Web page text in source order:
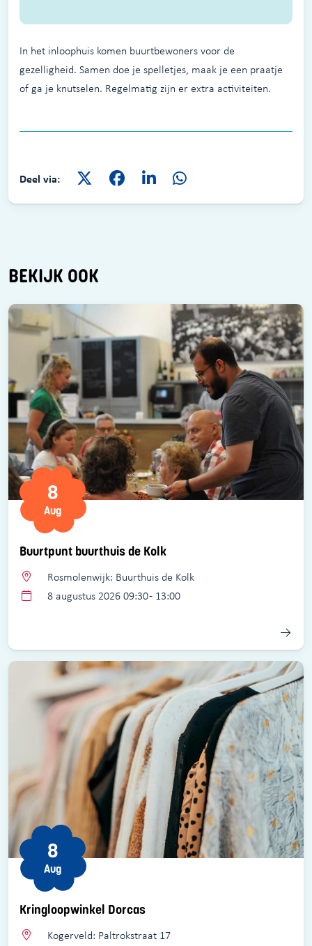
In het inloophuis komen buurtbewoners voor de
gezelligheid. Samen doe je spelletjes, maak je een praatje
of ga je knutselen. Regelmatig zijn er extra activiteiten.
Deel via:
BEKIJK OOK
Buurtpunt buurthuis de Kolk
8
Aug
Rosmolenwijk: Buurthuis de Kolk
8 augustus 2026 09:30 - 13:00
Kringloopwinkel Dorcas
8
Aug
Kogerveld: Paltrokstraat 17